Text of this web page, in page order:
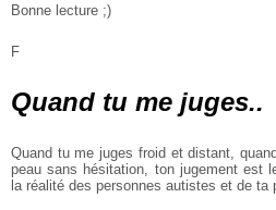
Bonne lecture ;)
F
Quand tu me juges..
Quand tu me juges froid et distant,
peau sans hésitation, ton jugement est
la réalité des personnes autistes et de ta